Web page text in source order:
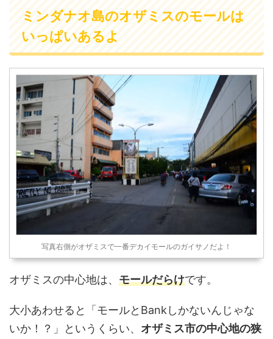
ミンダナオ島のオザミスのモールは
いっぱいあるよ
写真右側がオザミスで一番デカイモールのガイサノだよ！
オザミスの中心地は、 モールだらけです。
大小あわせると「モールとBankしかないんじゃな
いか！？」というくらい、 オザミス市の中心地の狭